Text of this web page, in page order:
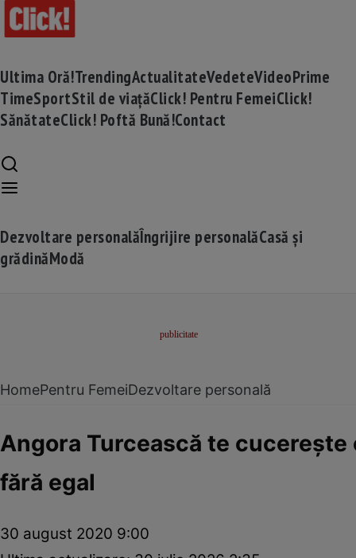
Ultima Oră!TrendingActualitateVedeteVideoPrime
TimeSportStil de viațăClick! Pentru FemeiClick!
SănătateClick! Poftă Bună!Contact
Dezvoltare personalăÎngrijire personalăCasă și
grădinăModă
HomePentru FemeiDezvoltare personală
Angora Turcească te
fără egal
30 august 2020 9:00